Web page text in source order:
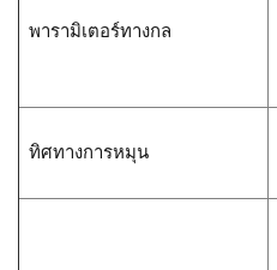
พารามิเตอร์ทางกล
ทิศทางการหมุน